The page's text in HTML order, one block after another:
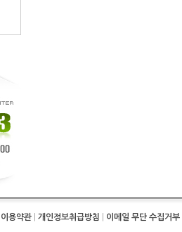
이용약관 개인정보취급방침 이메일 무단 수집거부